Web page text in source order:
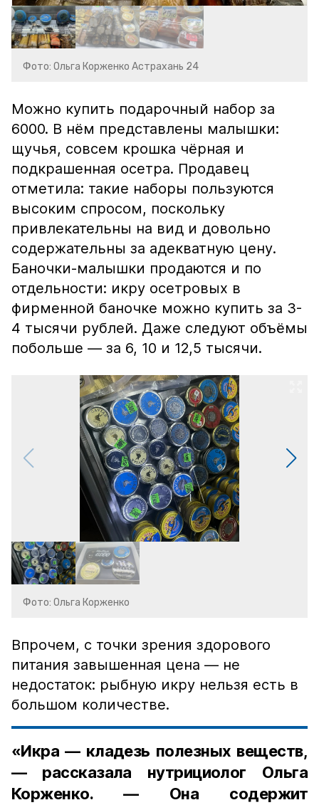
Фото: Ольга Корженко Астрахань 24
Можно купить подарочный набор за
6000. В нём представлены малышки:
щучья, совсем крошка чёрная и
подкрашенная осетра. Продавец
отметила: такие наборы пользуются
высоким спросом, поскольку
привлекательны на вид и довольно
содержательны за адекватную цену.
Баночки-малышки продаются и по
отдельности: икру осетровых в
фирменной баночке можно купить за 3-
4 тысячи рублей. Даже следуют объёмы
побольше — за 6, 10 и 12,5 тысячи.
Фото: Ольга Корженко
Впрочем, с точки зрения здорового
питания завышенная цена — не
недостаток: рыбную икру нельзя есть в
большом количестве.
«Икра — кладезь полезных веществ,
— рассказала нутрициолог Ольга
Корженко. — Она содержит